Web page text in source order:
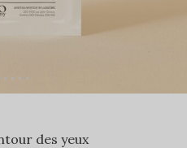
des yeux